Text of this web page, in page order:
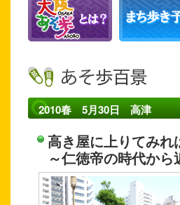
2010春 5月30日 高津
高き屋に上りてみれ
～仁徳帝の時代か